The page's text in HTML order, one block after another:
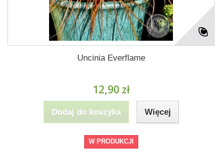
Uncinia Everflame
12,90 zł
Dodaj do koszyka Więcej
W PRODUKCJI